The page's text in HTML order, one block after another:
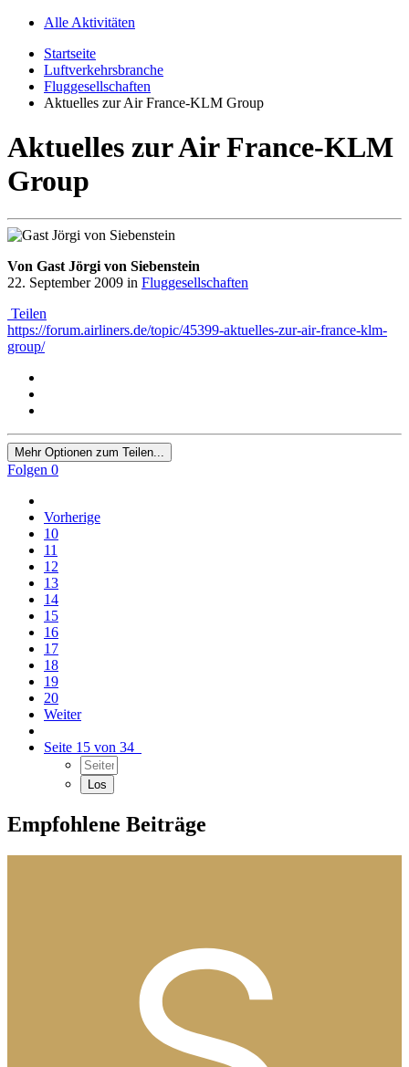
Alle Aktivitäten
Startseite
Luftverkehrsbranche
Fluggesellschaften
Aktuelles zur Air France-KLM Group
Aktuelles zur Air France-KLM
Group
Von Gast Jörgi von Siebenstein
22. September 2009 in Fluggesellschaften
Teilen
https://forum.airliners.de/topic/45399-aktuelles-zur-air-france-klm-
group/
Mehr Optionen zum Teilen...
Folgen 0
Vorherige
10
11
12
13
14
15
16
17
18
19
20
Weiter
Seite 15 von 34
Empfohlene Beiträge